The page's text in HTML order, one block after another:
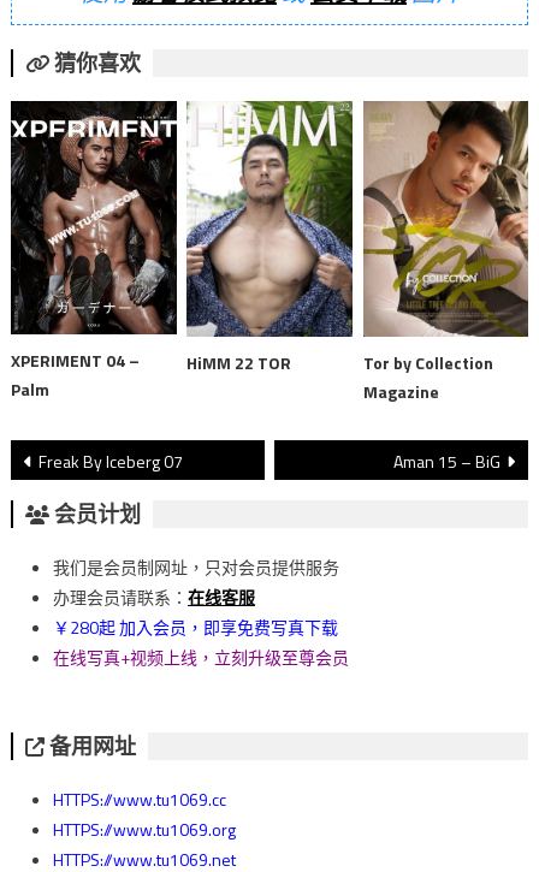
猜你喜欢
XPERIMENT 04 –
Palm
HiMM 22 TOR
Tor by Collection
Magazine
文
章
導
覽
Freak By Iceberg 07 Aman 15 – BiG
会员计划
我们是会员制网址，只对会员提供服务
办理会员请联系： 在线客服
￥280起 加入会员，即享免费写真下载
在线写真+视频上线，立刻升级至尊会员
备用网址
HTTPS://www.tu1069.cc
HTTPS://www.tu1069.org
HTTPS://www.tu1069.net